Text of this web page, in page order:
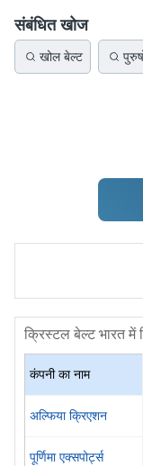
संबंधित खोज
खोल बेल्ट
क्रिस्टल बेल्ट भारत में
कंपनी का नाम
अल्फिया क्रिएशन
पूर्णिमा एक्सपोर्ट्स